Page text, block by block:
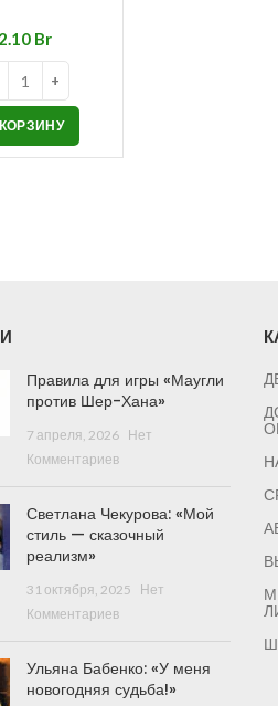
Br
Правила для игры «Маугли
против Шер-Хана»
7 апреля, 2026
Нет
Комментариев
Светлана Чекурова: «Мой
стиль — сказочный
реализм»
31 октября, 2025
Нет
Комментариев
Ульяна Бабенко: «У меня
новогодняя судьба!»